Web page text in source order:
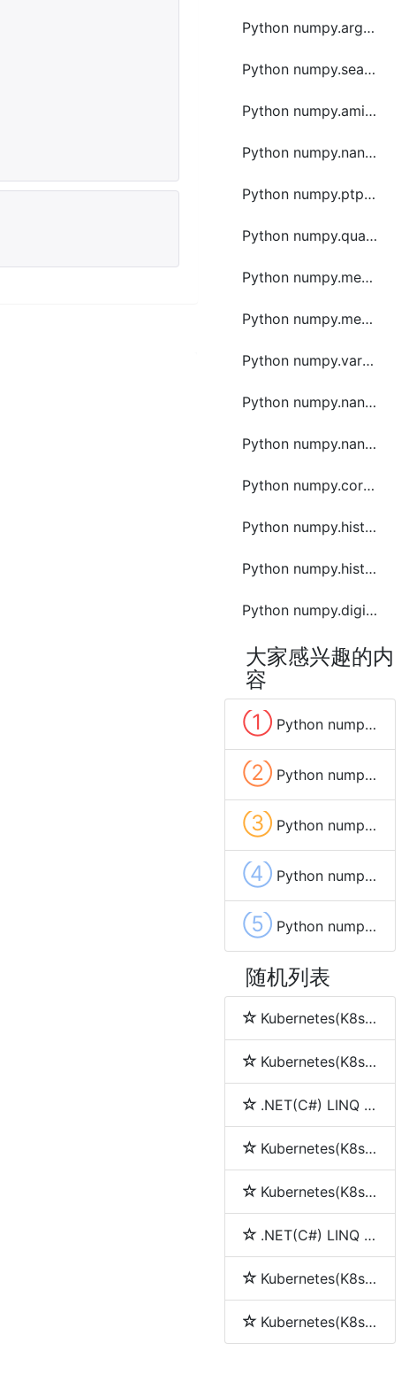
Python numpy.argwhere函数方法的使用
Python numpy.searchsorted函数方法的使用
Python numpy.amin函数方法的使用
Python numpy.nanmin函数方法的使用
Python numpy.ptp函数方法的使用
Python numpy.quantile函数方法的使用
Python numpy.median函数方法的使用
Python numpy.mean函数方法的使用
Python numpy.var函数方法的使用
Python numpy.nanmean函数方法的使用
Python numpy.nanvar函数方法的使用
Python numpy.correlate函数方法的使用
Python numpy.histogram函数方法的使用
Python numpy.histogramdd函数方法的使用
Python numpy.digitize函数方法的使用
大家感兴趣的内
容
① Python numpy.full函数方法的使用
② Python numpy.fromfile函数方法的使用
③ Python numpy.ones函数方法的使用
④ Python numpy.zeros_like函数方法的使用
⑤ Python numpy.cross函数方法的使用
随机列表
Kubernetes(K8s) namespace(命名空间)
Kubernetes(K8s) node(节点)
.NET(C#) LINQ 简介
Kubernetes(K8s) service(服务)
Kubernetes(K8s) pod
.NET(C#) LINQ 中join、into、let和group by的使用
Kubernetes(K8s) Replication Controller(RC)
Kubernetes(K8s) Replica Set (RS)